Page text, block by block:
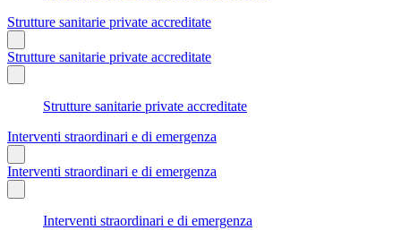
Strutture sanitarie private accreditate
Strutture sanitarie private accreditate
Strutture sanitarie private accreditate
Interventi straordinari e di emergenza
Interventi straordinari e di emergenza
Interventi straordinari e di emergenza